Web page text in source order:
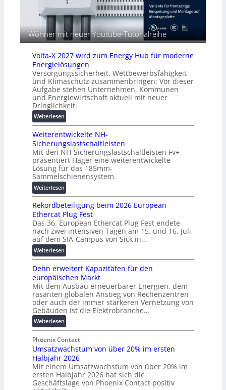
l
s
u
n
g
e
n
o
h
p
e
r
f
o
r
m
a
t
e
r
R
e
c
h
e
n
z
e
n
t
r
e
n
c
h
t
z
u
n
d
d
i
g
i
t
a
l
e
T
r
a
n
s
p
a
r
e
n
z
Wöhner mit neuer Youtube-Tutorialreihe
Volta-X 2027 wird zum Energy Hub für moderne
Energielösungen
Versorgungssicherheit, Wettbewerbsfähigkeit
und Klimaschutz zusammenbringen: Vor dieser
Aufgabe stehen Unternehmen, Kommunen
und Energiewirtschaft aktuell mit neuer
Dringlichkeit.
Weiterlesen:
V
o
l
t
a
-
X
2
0
2
7
w
i
r
d
z
u
m
E
n
e
r
g
H
u
b
f
ü
Weiterentwickelte NH-
Sicherungslastschaltleisten
Mit den NH-Sicherungslastschaltleisten Fv+
präsentiert Hager eine weiterentwickelte
Lösung für das 185mm-
Sammelschienensystem.
Weiterlesen:
W
e
i
t
e
r
e
n
t
w
i
c
k
e
l
t
e
N
H
-
S
i
Rekordbeteiligung beim 2026 European
Ethercat Plug Fest
Das 36. European Ethercat Plug Fest endete
nach zwei intensiven Tagen am 15. und 16. Juli
auf dem SIA-Campus von Sick in…
Weiterlesen:
R
e
k
o
r
d
b
e
t
e
i
l
i
g
u
Dehn erweitert Kapazitäten für den
europäischen Markt
Mit dem Ausbau erneuerbarer Energien, dem
rasanten globalen Anstieg von Rechenzentren
oder auch der immer stärkeren Vernetzung von
Gebäuden ist die Elektrobranche…
Weiterlesen:
D
e
h
n
e
r
w
Phoenix Contact
Umsatzwachstum von über 20% im ersten
Halbjahr 2026
Mit einem Umsatzwachstum von über 20% im
ersten Halbjahr 2026 hat sich die
Geschäftslage von Phoenix Contact positiv